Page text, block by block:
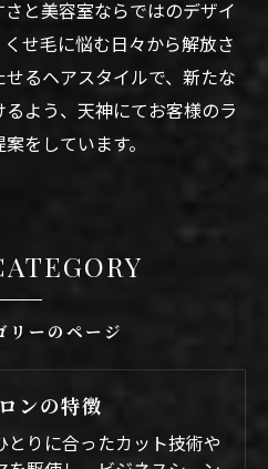
と美容室ならではのデザイ
せ毛に悩む日々から解放さ
るヘアスタイルで、新たな
よう、天神にてお客様のラ
をしています。
リーのページ
ンの特徴
とりに合ったカット技術や